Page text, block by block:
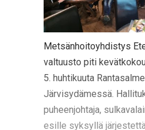
Metsänhoitoyhdistys
valtuusto piti
5. huhtikuuta
Järvisydämessä.
puheenjohtaja,
esille syksyllä